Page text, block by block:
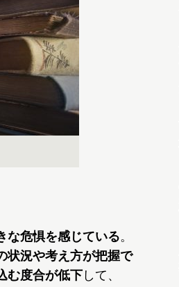
な危惧を感じている。
状況や考え方が把握で
む度合が低下して、